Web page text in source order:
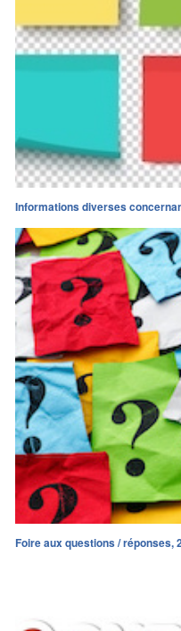
Informations diverses
Foire aux questions / réponses,